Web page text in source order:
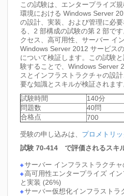
この試験は、エンタープライズ
環境における Windows Server
の設計、実装、および管理に必
る、2 部構成の試験の第 2 部で
クセス、高可用性、サーバー イ
Windows Server 2012 サービス
について検証します。この試験
験することで、Windows Server
スとインフラストラクチャの設
要な知識とスキルが検証されます
試験時間
140分
問題数
40問
合格点
700
受験の申し込みは、 プロメトリッ
試験 70-414 で評価されるスキ
サーバー インフラストラクチ
高可用性エンタープライズ イ
と実装 (26%)
サーバー仮想化インフラストラ